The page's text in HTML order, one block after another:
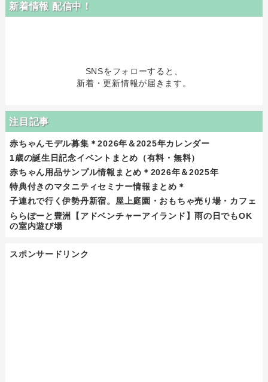
新着情報 配信中！
SNSをフォローすると、
新着・更新情報が届きます。
注目記事
赤ちゃんモデル募集＊2026年＆2025年カレンダー
1歳の誕生日記念イベントまとめ（有料・無料）
赤ちゃん用品サンプル情報まとめ＊2026年＆2025年
特典付きのマタニティセミナー情報まとめ＊
子連れで行く伊勢丹新宿。屋上庭園・おもちゃ売り場・カフェ
ららぽーと豊洲【アドベンチャーアイランド】雨の日でもOK
の室内遊び場
スポンサードリンク